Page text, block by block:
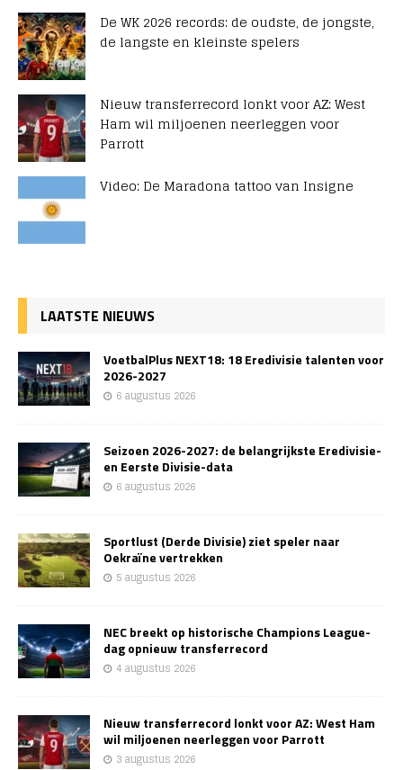
De WK 2026 records: de oudste, de jongste,
de langste en kleinste spelers
Nieuw transferrecord lonkt voor AZ: West
Ham wil miljoenen neerleggen voor
Parrott
Video: De Maradona tattoo van Insigne
LAATSTE NIEUWS
VoetbalPlus NEXT18: 18 Eredivisie talenten voor
2026-2027
6 augustus 2026
Seizoen 2026-2027: de belangrijkste Eredivisie-
en Eerste Divisie-data
6 augustus 2026
Sportlust (Derde Divisie) ziet speler naar
Oekraïne vertrekken
5 augustus 2026
NEC breekt op historische Champions League-
dag opnieuw transferrecord
4 augustus 2026
Nieuw transferrecord lonkt voor AZ: West Ham
wil miljoenen neerleggen voor Parrott
3 augustus 2026